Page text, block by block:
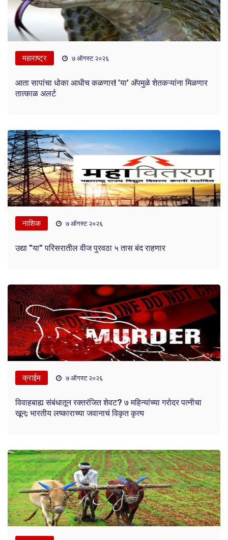
महाराष्ट्र ७ ऑगस्ट २०२६
आता सापांचा धोका आधीच कळणार! 'या' अ‍ॅपमुळे शेतकऱ्यांना मिळणार
तात्काळ अलर्ट
नाशिक ७ ऑगस्ट २०२६
उद्या "या" परिसरातील वीज पुरवठा ५ तास बंद राहणार
क्राईम ७ ऑगस्ट २०२६
विवाहबाह्य संबंधातून रक्तरंजित शेवट? ७ महिन्यांच्या गरोदर पत्नीचा
खून; भारतीय लष्काराच्या जवानाचं विकृत कृत्य